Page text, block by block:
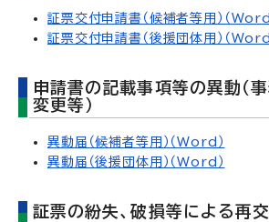
証票交付申請書（候補者等用）（Word
証票交付申請書（後援団体用）（Word
申請書の記載事項等の異動（
変更等）
異動届（候補者等用）（Word）
異動届（後援団体用）（Word）
証票の紛失、破損等による再